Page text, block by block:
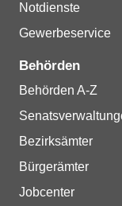
Notdienste
Gewerbeservice
Behörden
Behörden A-Z
Bezirksämter
Bürgerämter
Jobcenter